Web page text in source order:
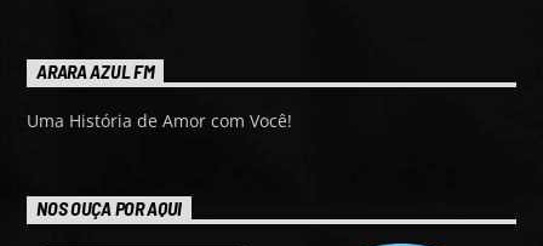
ARARA AZUL FM
Uma História de Amor com Você!
NOS OUÇA POR AQUI